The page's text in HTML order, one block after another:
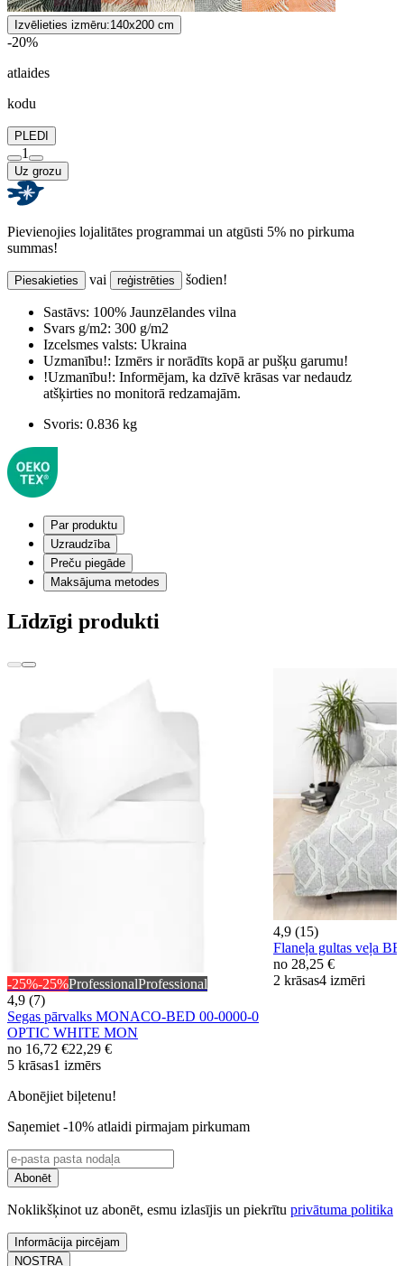
Izvēlieties izmēru:140x200 cm
-20%
atlaides
kodu
PLEDI
1
Uz grozu
Pievienojies lojalitātes programmai un atgūsti 5% no pirkuma
summas!
Piesakieties vai reģistrēties šodien!
Sastāvs: 100% Jaunzēlandes vilna
Svars g/m2: 300 g/m2
Izcelsmes valsts: Ukraina
Uzmanību!: Izmērs ir norādīts kopā ar pušķu garumu!
!Uzmanību!: Informējam, ka dzīvē krāsas var nedaudz
atšķirties no monitorā redzamajām.
Svoris: 0.836 kg
Par produktu
Uzraudzība
Preču piegāde
Maksājuma metodes
Līdzīgi produkti
-25%-25%ProfessionalProfessional
4,9 (7)
Segas pārvalks MONACO-BED 00-0000-0
OPTIC WHITE MON
no 16,72 €22,29 €
5 krāsas1 izmērs
4,9 (15)
Flaneļa gultas veļa
no 28,25 €
2 krāsas4 izmēri
Abonējiet biļetenu!
Saņemiet -10% atlaidi pirmajam pirkumam
Abonēt
Noklikšķinot uz abonēt, esmu izlasījis un piekrītu privātuma politika
Informācija pircējam
NOSTRA